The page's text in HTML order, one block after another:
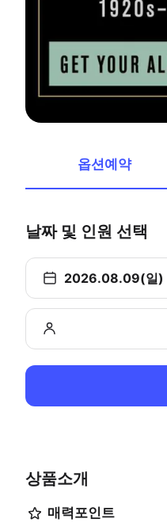
옵션예약
날짜 및 인원 선택
2026.08.09(일)
상품소개
매력포인트